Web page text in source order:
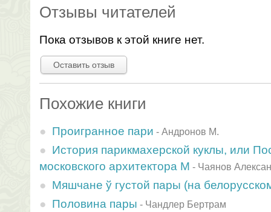
Отзывы читателей
Пока отзывов к этой книге нет.
Оставить отзыв
Похожие книги
Проигранное пари - Андронов М.
История парикмахерской куклы, или
московского архитектора М - Чаянов
Мяшчане ў густой пары (на
Половина пары - Чандлер Бертрам